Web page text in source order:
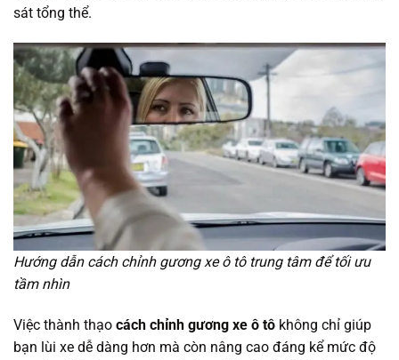
sát tổng thể.
Hướng dẫn cách chỉnh gương xe ô tô trung tâm để tối ưu
tầm nhìn
Việc thành thạo cách chỉnh gương xe ô tô không chỉ giúp
bạn lùi xe dễ dàng hơn mà còn nâng cao đáng kể mức độ